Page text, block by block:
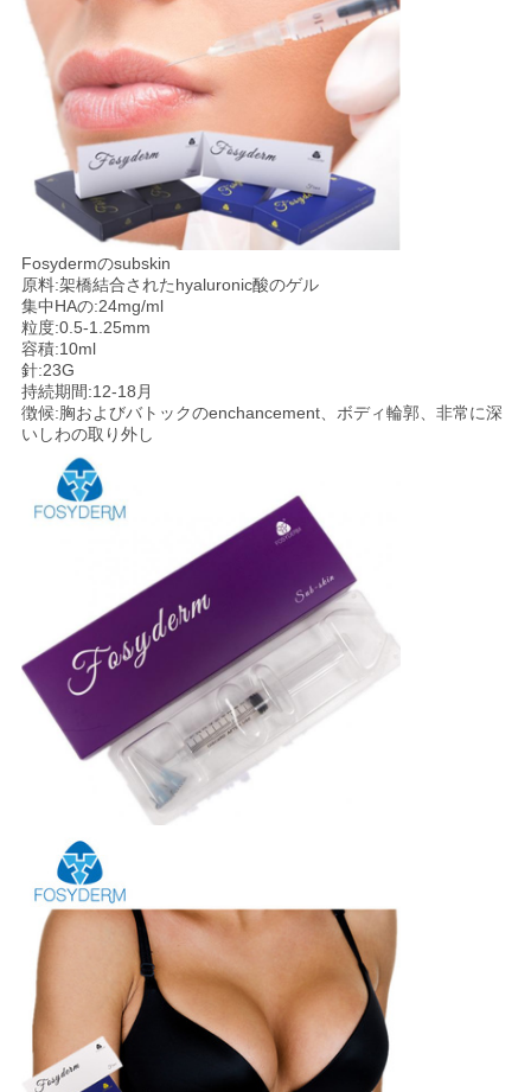
Fosydermのsubskin
原料:架橋結合されたhyaluronic酸のゲル
集中HAの:24mg/ml
粒度:0.5-1.25mm
容積:10ml
針:23G
持続期間:12-18月
徴候:胸およびバトックのenchancement、ボディ輪郭、非常に深
いしわの取り外し